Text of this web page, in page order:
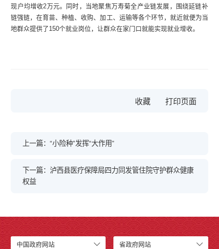
现户均增收2万元。同时，当地聚焦万寿菊全产业链发展，围绕延链补
链强链，在育苗、种植、收购、加工、运输等各个环节，就近就便为当
地群众提供了150个就业岗位，让群众在家门口就能实现就业增收。
收藏
上一篇：“小险种”发挥“大作用”
下一篇：泸西县医疗保障局四力同发管住院守护群众健康
权益
中国政府网站 省政府网站